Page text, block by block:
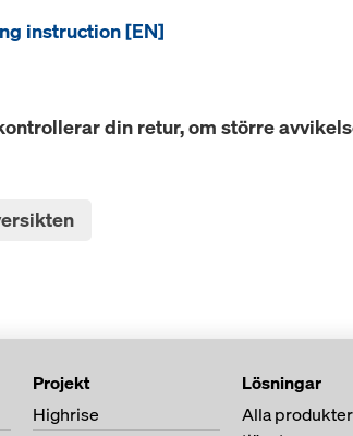
instruction [EN]
din retur, om större
Projekt
Highrise
Lösningar
Alla